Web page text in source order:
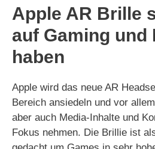
Apple AR Brille
auf Gaming und
haben
Apple wird das neue AR
Bereich ansiedeln und vor
aber auch Media-Inhalte und
Fokus nehmen. Die Brillie ist